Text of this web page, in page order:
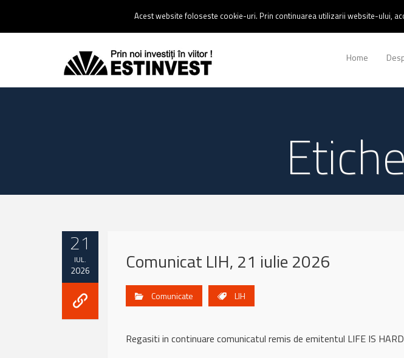
0237 238 900 |Email :contact@estinvest.ro
Home
21
IUL.
2026 Comunicat LIH, 21 iulie 2026
Comunicate LIH
Regasiti in continuare comunicatul remis de emitentul LIFE IS
Acest website foloseste cookie-uri. Prin continuarea utilizarii website-ului,